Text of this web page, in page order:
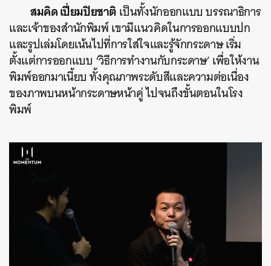
สมคิด เปี่ยมปิยชาติเป็นทั้งนักออกแบบ บรรณาธิการ
และเจ้าของสำนักพิมพ์ เขามีแนวคิดในการออกแบบปก
และรูปเล่มโดยเน้นไปที่การใส่ใจและรู้จักกระดาษ เริ่ม
ตั้งแต่การออกแบบ ‘วิธีการทำงานกับกระดาษ’ เพื่อให้งาน
พิมพ์ออกมาเนี้ยบ ทั้งคุณภาพระดับสีและความต่อเนื่อง
ของภาพบนหน้ากระดาษหน้าคู่ ไปจนถึงขั้นตอนในโรง
พิมพ์